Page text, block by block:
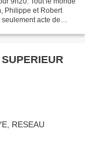
Philippe et Robert
acte de